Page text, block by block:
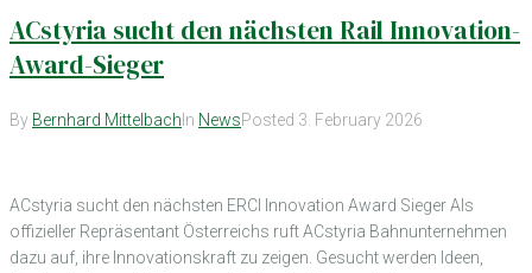
ACstyria sucht den nächsten Rail Innovation-
Award-Sieger
By Bernhard Mittelbach In NewsPosted 3. February 2026
ACstyria sucht den nächsten ERCI Innovation Award Sieger Als
offizieller Repräsentant Österreichs ruft ACstyria Bahnunternehmen
dazu auf, ihre Innovationskraft zu zeigen. Gesucht werden Ideen,